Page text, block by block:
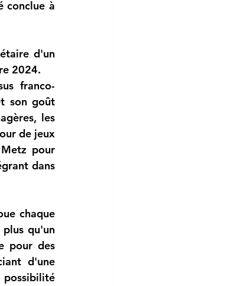
d'un
2024.
franco-
son goût
les
de jeux
pour
dans
chaque
qu'un
pour des
d'une
possibilité